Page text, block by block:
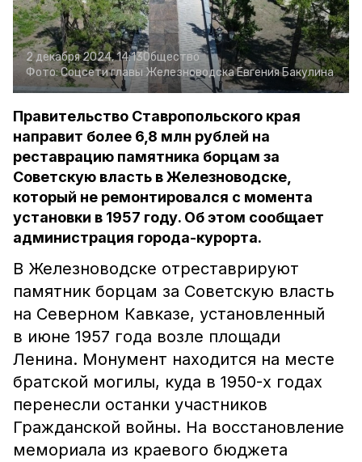
2 декабря 2024, 14:13Общество
Фото:Соцсети главы Железноводска Евгения Бакулина
Правительство Ставропольского края
направит более 6,8 млн рублей на
реставрацию памятника борцам за
Советскую власть в Железноводске,
который не ремонтировался с момента
установки в 1957 году. Об этом сообщает
администрация города-курорта.
В Железноводске отреставрируют
памятник борцам за Советскую власть
на Северном Кавказе, установленный
в июне 1957 года возле площади
Ленина. Монумент находится на месте
братской могилы, куда в 1950-х годах
перенесли останки участников
Гражданской войны. На восстановление
мемориала из краевого бюджета